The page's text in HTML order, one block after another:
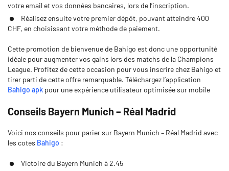
votre email et vos données bancaires, lors de l’inscription.
Réalisez ensuite votre premier dépôt, pouvant atteindre 400
CHF, en choisissant votre méthode de paiement.
Cette promotion de bienvenue de Bahigo est donc une opportunité
idéale pour augmenter vos gains lors des matchs de la Champions
League. Profitez de cette occasion pour vous inscrire chez Bahigo et
tirer parti de cette offre remarquable. Téléchargez l’application
Bahigo apk pour une expérience utilisateur optimisée sur mobile
Conseils Bayern Munich – Réal Madrid
Voici nos conseils pour parier sur Bayern Munich – Réal Madrid avec
les cotes Bahigo :
Victoire du Bayern Munich à 2.45